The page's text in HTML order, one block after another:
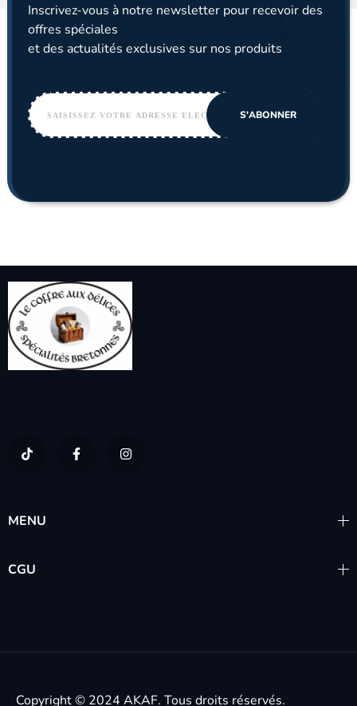
Inscrivez-vous à notre newsletter pour recevoir des
offres spéciales
et des actualités exclusives sur nos produits
MENU
CGU
Copyright © 2024 AKAF. Tous droits réservés.